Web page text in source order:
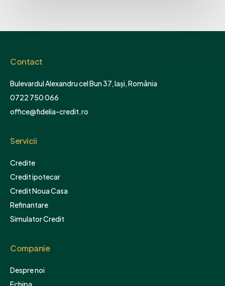
Contact
Bulevardul Alexandru cel Bun 37, Iași, România
0722 750 066
office@fidelia-credit.ro
Servicii
Credite
Credit ipotecar
Credit Noua Casa
Refinantare
Simulator Credit
Companie
Despre noi
Echipa